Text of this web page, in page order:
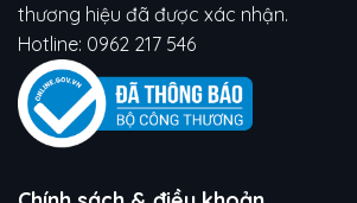
thương hiệu đã được xác nhận.
Hotline: 0962 217 546